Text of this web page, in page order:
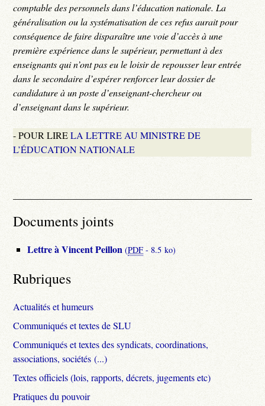
comptable des personnels dans l’éducation nationale. La
généralisation ou la systématisation de ces refus aurait pour
conséquence de faire disparaître une voie d’accès à une
première expérience dans le supérieur, permettant à des
enseignants qui n’ont pas eu le loisir de repousser leur entrée
dans le secondaire d’espérer renforcer leur dossier de
candidature à un poste d’enseignant-chercheur ou
d’enseignant dans le supérieur.
- POUR LIRELA LETTRE AU MINISTRE DE
L’ÉDUCATION NATIONALE
Documents joints
Lettre à Vincent Peillon (PDF -8.5 ko)
Rubriques
Actualités et humeurs
Communiqués et textes de SLU
Communiqués et textes des syndicats, coordinations,
associations, sociétés (...)
Textes officiels (lois, rapports, décrets, jugements etc)
Pratiques du pouvoir